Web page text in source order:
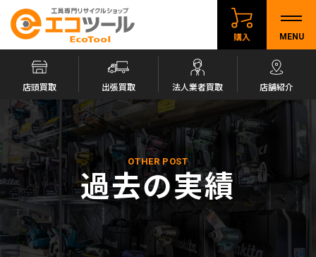
購入 MENU
店頭買取 出張買取 法人業者買取 店舗紹介
OTHER POST
過去の実績